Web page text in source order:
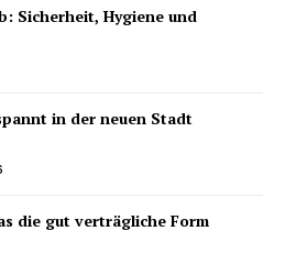
Sicherheit, Hygiene und
in der neuen Stadt
die gut verträgliche Form